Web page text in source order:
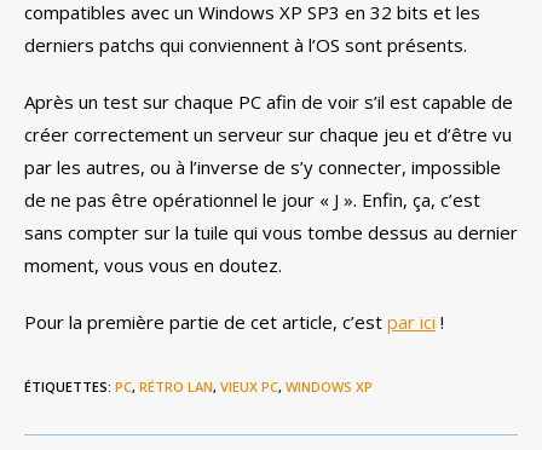
compatibles avec un Windows XP SP3 en 32 bits et les
derniers patchs qui conviennent à l’OS sont présents.
Après un test sur chaque PC afin de voir s’il est capable de
créer correctement un serveur sur chaque jeu et d’être vu
par les autres, ou à l’inverse de s’y connecter, impossible
de ne pas être opérationnel le jour « J ». Enfin, ça, c’est
sans compter sur la tuile qui vous tombe dessus au dernier
moment, vous vous en doutez.
Pour la première partie de cet article, c’est par ici !
ÉTIQUETTES: PC, RÉTRO LAN, VIEUX PC, WINDOWS XP